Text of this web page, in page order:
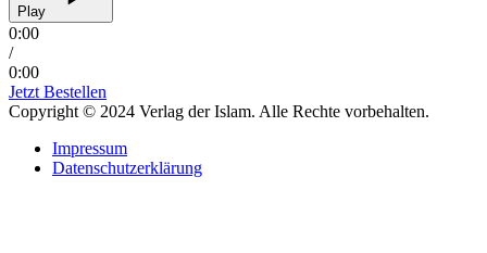
Play
0:00
/
0:00
Jetzt Bestellen
Copyright © 2024 Verlag der Islam. Alle Rechte vorbehalten.
Impressum
Datenschutzerklärung